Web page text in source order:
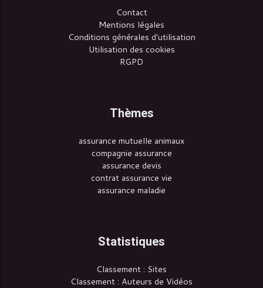
Contact
Mentions légales
Conditions générales d'utilisation
Utilisation des cookies
RGPD
Thèmes
assurance mutuelle animaux
compagnie assurance
assurance devis
contrat assurance vie
assurance maladie
Statistiques
Classement : Sites
Classement : Auteurs de Vidéos